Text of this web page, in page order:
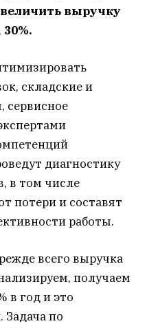
выручку
складские и
сервисное
диагностику
в том числе
потери и составят
работы.
всего выручка
получаем
в год и это
по